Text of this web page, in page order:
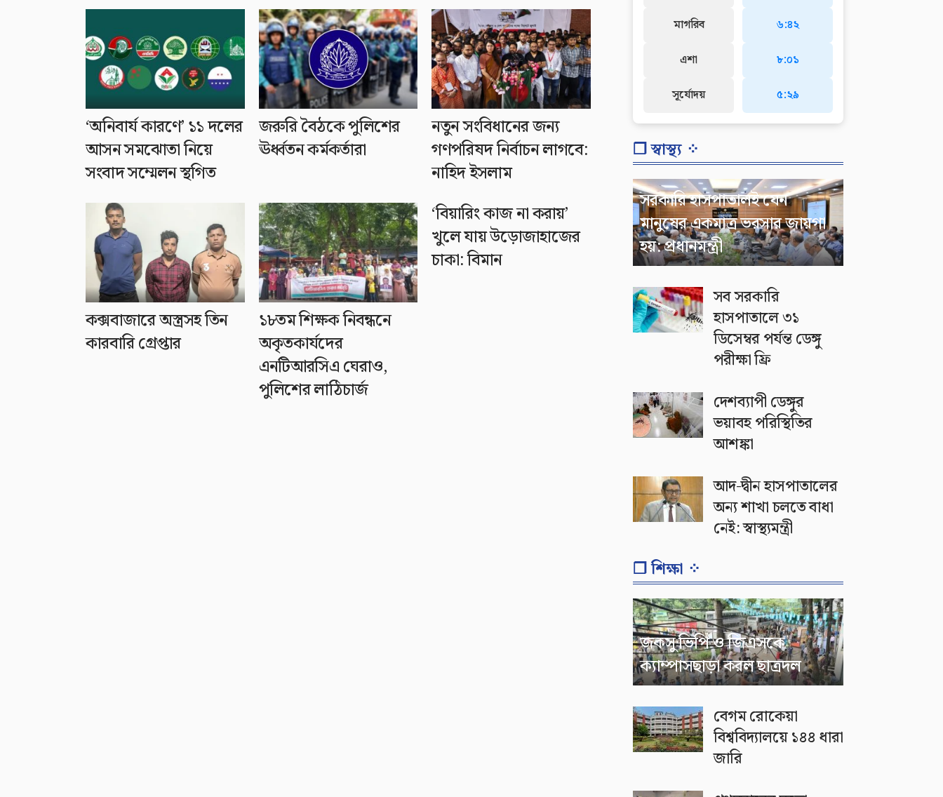
‘অনিবার্য কারণে’ ১১ দলের
আসন সমঝোতা নিয়ে
সংবাদ সম্মেলন স্থগিত
জরুরি বৈঠকে পুলিশের
ঊর্ধ্বতন কর্মকর্তারা
নতুন সংবিধানের জন্য
গণপরিষদ নির্বাচন লাগবে:
নাহিদ ইসলাম
কক্সবাজারে অস্ত্রসহ তিন
কারবারি গ্রেপ্তার
১৮তম শিক্ষক নিবন্ধনে
অকৃতকার্যদের
এনটিআরসিএ ঘেরাও,
পুলিশের লাঠিচার্জ
‘বিয়ারিং কাজ না করায়’
খুলে যায় উড়োজাহাজের
চাকা: বিমান
মাগরিব
এশা
সূর্যোদয়
৬:৪২
৮:০১
৫:২৯
❐ স্বাস্থ্য ⁘
সরকারি হাসপাতালই যেন
মানুষের একমাত্র ভরসার জায়গা
হয়: প্রধানমন্ত্রী
সব সরকারি
হাসপাতালে ৩১
ডিসেম্বর পর্যন্ত ডেঙ্গু
পরীক্ষা ফ্রি
দেশব্যাপী ডেঙ্গুর
ভয়াবহ পরিস্থিতির
আশঙ্কা
আদ-দ্বীন হাসপাতালের
অন্য শাখা চলতে বাধা
নেই: স্বাস্থ্যমন্ত্রী
❐ শিক্ষা ⁘
জকসু ভিপি ও জিএসকে
ক্যাম্পাসছাড়া করল ছাত্রদল
বেগম রোকেয়া
বিশ্ববিদ্যালয়ে ১৪৪ ধারা
জারি